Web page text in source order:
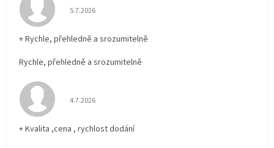
Hodnocení obchodu je 5 z 5 hvězdiček.
5.7.2026
+ Rychle, přehledně a srozumitelně
Rychle, přehledně a srozumitelně
Hodnocení obchodu je 5 z 5 hvězdiček.
4.7.2026
+ Kvalita ,cena , rychlost dodání